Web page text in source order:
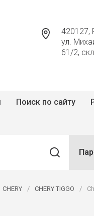
420127,
ул.
61/2,
Поиск по сайту
CHERY / CHERY TIGGO /